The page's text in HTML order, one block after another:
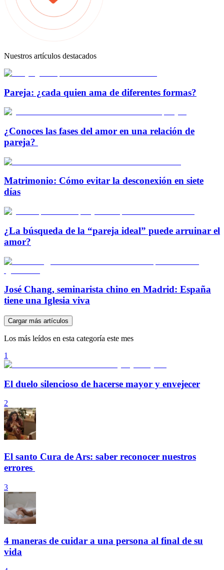
Nuestros artículos destacados
Pareja: ¿cada quien ama de diferentes formas?
¿Conoces las fases del amor en una relación de
pareja?
Matrimonio: Cómo evitar la desconexión en siete
días
¿La búsqueda de la “pareja ideal” puede arruinar el
amor?
José Chang, seminarista chino en Madrid: España
tiene una Iglesia viva
Cargar más artículos
Los más leídos en esta categoría este mes
1
El duelo silencioso de hacerse mayor y envejecer
2
El santo Cura de Ars: saber reconocer nuestros
errores
3
4 maneras de cuidar a una persona al final de su
vida